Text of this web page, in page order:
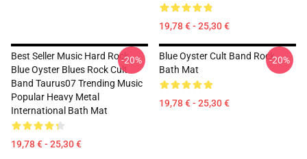
19,78 € - 25,30 €
Best Seller Music Hard Rock
Blue Oyster Blues Rock Cult
Band Taurus07 Trending Music
Popular Heavy Metal
International Bath Mat
19,78 € - 25,30 €
-20%
Blue Oyster Cult Band Rock
Bath Mat
19,78 € - 25,30 €
-20%